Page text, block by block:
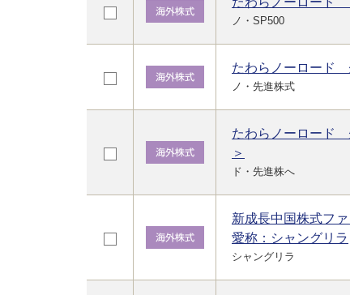
ノ・SP500
たわらノーロード
ノ・先進株式
たわらノーロード
＞
ド・先進株へ
新成長中国株式ファ
愛称：シャングリラ
シャングリラ